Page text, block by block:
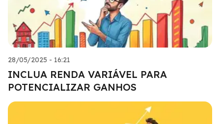
28/05/2025 - 16:21
INCLUA RENDA VARIÁVEL PARA
POTENCIALIZAR GANHOS